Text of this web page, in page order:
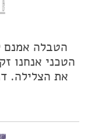
הטבלה אמנם
הטכני אנחנו
את הצלילה.